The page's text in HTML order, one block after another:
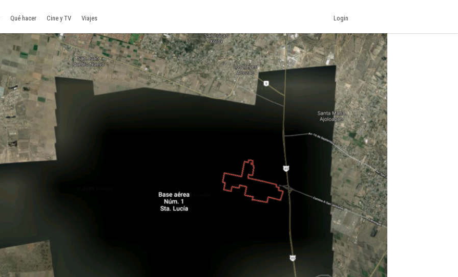
Qué hacer Cine y TV Viajes Login